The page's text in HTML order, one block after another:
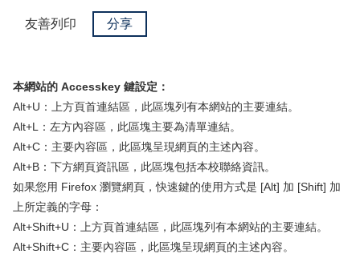
友善列印 分享
本網站的 Accesskey 鍵設定：
Alt+U：上方頁首連結區，此區塊列有本網站的主要連結。
Alt+L：左方內容區，此區塊主要為清單連結。
Alt+C：主要內容區，此區塊呈現網頁的主述內容。
Alt+B：下方網頁資訊區，此區塊包括本校聯絡資訊。
如果您用 Firefox 瀏覽網頁，快速鍵的使用方式是 [Alt] 加 [Shift] 加
上所定義的字母：
Alt+Shift+U：上方頁首連結區，此區塊列有本網站的主要連結。
Alt+Shift+C：主要內容區，此區塊呈現網頁的主述內容。